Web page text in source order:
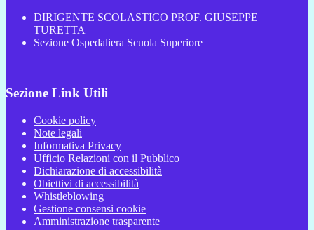
DIRIGENTE SCOLASTICO PROF. GIUSEPPE
TURETTA
Sezione Ospedaliera Scuola Superiore
Sezione Link Utili
Cookie policy
Note legali
Informativa Privacy
Ufficio Relazioni con il Pubblico
Dichiarazione di accessibilità
Obiettivi di accessibilità
Whistleblowing
Gestione consensi cookie
Amministrazione trasparente